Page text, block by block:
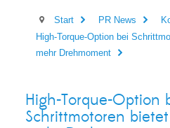
Start PR News
High-Torque-Option bei
mehr Drehmoment
High-Torque-Option
Schrittmotoren